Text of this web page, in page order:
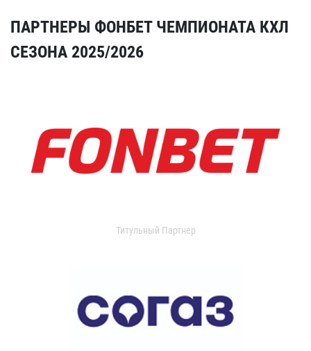
ПАРТНЕРЫ ФОНБЕТ ЧЕМПИОНАТА КХЛ
СЕЗОНА 2025/2026
Титульный Партнер